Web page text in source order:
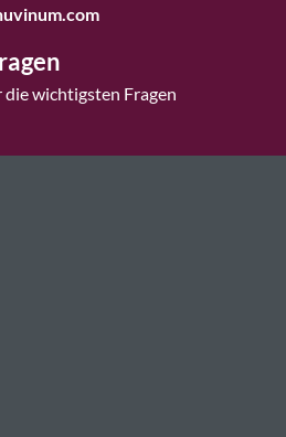
die wichtigsten Fragen